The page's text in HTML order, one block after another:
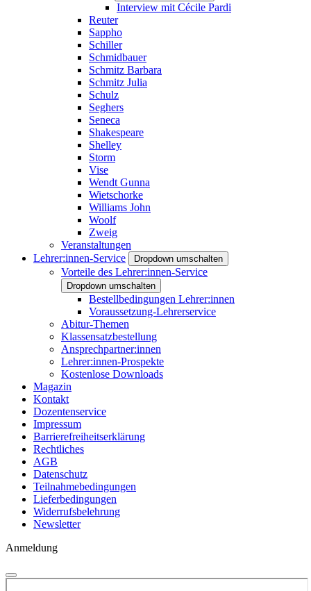
Interview mit Cécile Pardi
Reuter
Sappho
Schiller
Schmidbauer
Schmitz Barbara
Schmitz Julia
Schulz
Seghers
Seneca
Shakespeare
Shelley
Storm
Vise
Wendt Gunna
Wietschorke
Williams John
Woolf
Zweig
Veranstaltungen
Lehrer:innen-Service
Dropdown umschalten
Vorteile des Lehrer:innen-Service
Dropdown umschalten
Bestellbedingungen Lehrer:innen
Voraussetzung-Lehrerservice
Abitur-Themen
Klassensatzbestellung
Ansprechpartner:innen
Lehrer:innen-Prospekte
Kostenlose Downloads
Magazin
Kontakt
Dozentenservice
Impressum
Barrierefreiheitserklärung
Rechtliches
AGB
Datenschutz
Teilnahmebedingungen
Lieferbedingungen
Widerrufsbelehrung
Newsletter
Anmeldung